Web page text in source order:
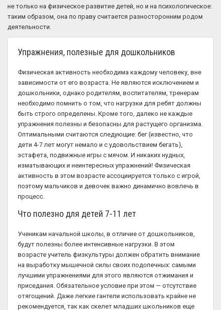
не только на физическое развитие детей, но и на психологическое:
таким образом, она по праву считается разносторонним родом
деятельности.
Упражнения, полезные для дошкольников
Физическая активность необходима каждому человеку, вне
зависимости от его возраста. Не являются исключением и
дошкольники, однако родителям, воспитателям, тренерам
необходимо помнить о том, что нагрузки для ребят должны
быть строго определены. Кроме того, далеко не каждые
упражнения полезны и безопасны для растущего организма.
Оптимальными считаются следующие: бег (известно, что
дети 4-7 лет могут немало и с удовольствием бегать),
эстафета, подвижные игры с мячом. И никаких нудных,
изматывающих и неинтересных упражнений! Физическая
активность в этом возрасте ассоциируется только с игрой,
поэтому мальчиков и девочек важно динамично вовлечь в
процесс.
Что полезно для детей 7-11 лет
Ученикам начальной школы, в отличие от дошкольников,
будут полезны более интенсивные нагрузки. В этом
возрасте учитель физкультуры должен обратить внимание
на выработку мышечной силы своих подопечных: самыми
лучшими упражнениями для этого являются отжимания и
приседания. Обязательное условие при этом — отсутствие
отягощений. Даже легкие гантели использовать крайне не
рекомендуется, так как скелет младших школьников еще